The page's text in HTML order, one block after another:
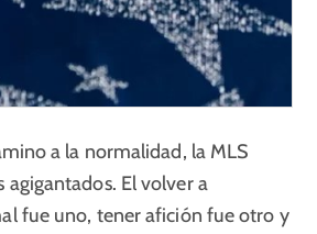
a la normalidad, la MLS
agigantados. El volver a
fue uno, tener afición fue otro y